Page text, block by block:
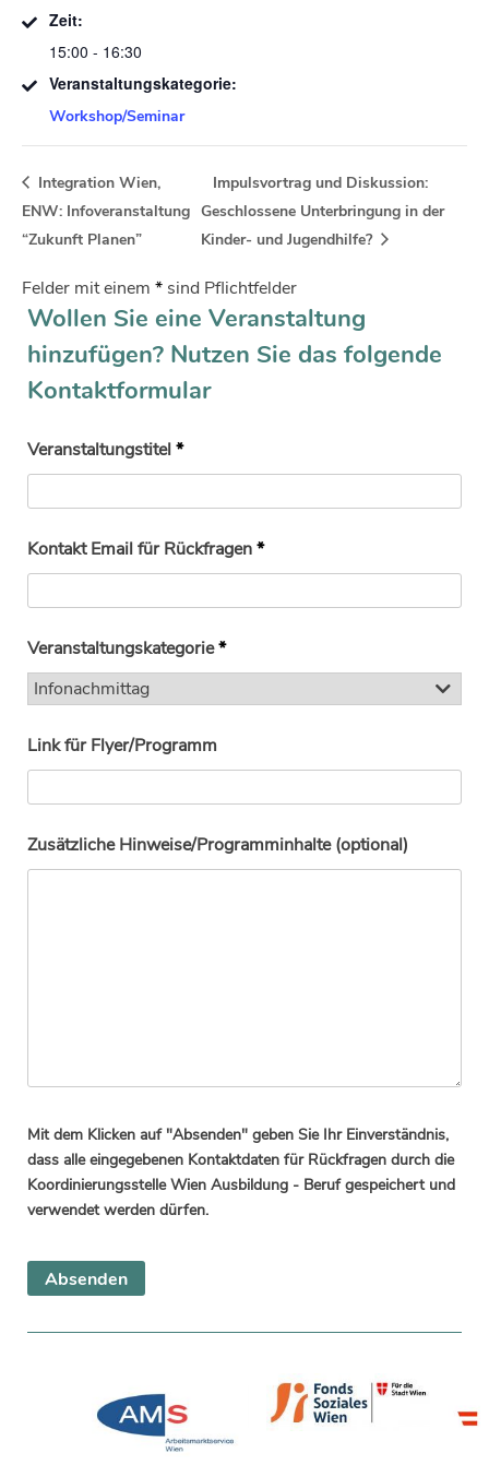
Zeit:
15:00 - 16:30
Veranstaltungskategorie:
Workshop/Seminar
Integration Wien,
ENW: Infoveranstaltung
“Zukunft Planen”
Impulsvortrag und Diskussion:
Geschlossene Unterbringung in der
Kinder- und Jugendhilfe?
Felder mit einem * sind Pflichtfelder
Wollen Sie eine Veranstaltung
hinzufügen? Nutzen Sie das folgende
Kontaktformular
Veranstaltungstitel*
Kontakt Email für Rückfragen*
Veranstaltungskategorie*
Link für Flyer/Programm
Zusätzliche Hinweise/Programminhalte (optional)
Mit dem Klicken auf "Absenden" geben Sie Ihr Einverständnis,
dass alle eingegebenen Kontaktdaten für Rückfragen durch die
Koordinierungsstelle Wien Ausbildung - Beruf gespeichert und
verwendet werden dürfen.